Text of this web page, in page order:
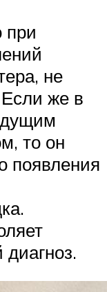
при
не
же в
то он
появления